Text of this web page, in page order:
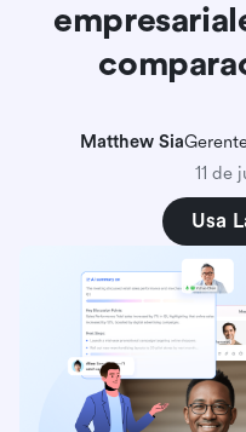
Matthew Sia
11 de
Usa